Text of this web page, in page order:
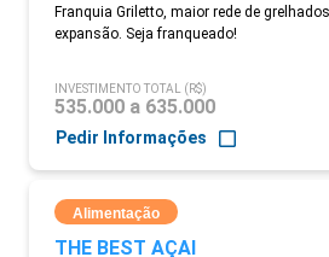
Franquia Griletto, maior rede de
expansão. Seja franqueado!
INVESTIMENTO TOTAL (R$)
535.000 a 635.000
Pedir Informações
Alimentação
THE BEST AÇAI